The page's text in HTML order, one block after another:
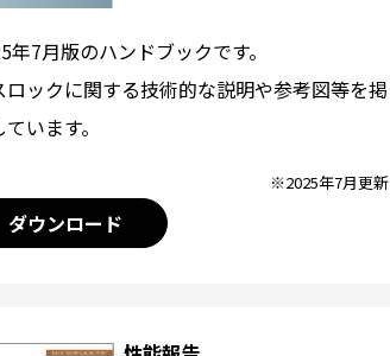
年7月版のハンドブックです。
ロックに関する技術的な説明や参考図等を掲
います。
※2025年7月更新
ダウンロード